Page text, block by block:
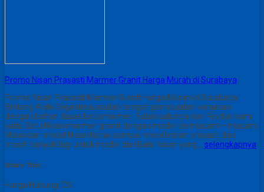
Promo Nisan Prasasti Marmer Granit Harga Murah di Surabaya
Promo Nisan Prasasti Marmer Granit Harga Murah di Surabaya
Bintang Antik Sejahtera adalah tempat pembuatan kerajinan
dengan bahan dasar batu marmer. Salah satunya dari Produk kami
yaitu Batu Nisan marmer granit dengan model bermacam – macam.
Mulai dari model Nisan Kotak sampai model nisan prasasti dan
masih banyak lagi untuk model dari Batu Nisan yang… selengkapnya
Share This :
Harga Hubungi CS